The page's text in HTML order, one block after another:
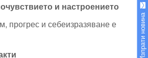
и настроението
прогрес и себеизразяване е
Изпрати новина